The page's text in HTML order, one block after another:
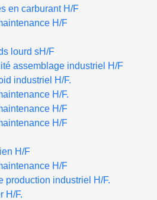
en carburant H/F
H/F
lourd sH/F
assemblage industriel H/F
industriel H/F.
H/F.
H/F
H/F
H/F
H/F
production industriel H/F.
H/F.